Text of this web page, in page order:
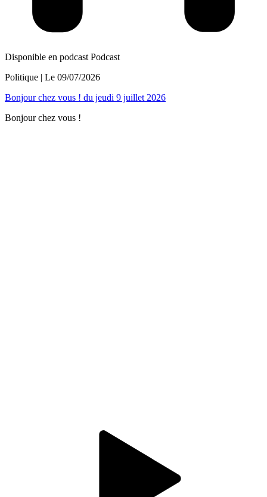
Disponible en podcast Podcast
Politique | Le 09/07/2026
Bonjour chez vous ! du jeudi 9 juillet 2026
Bonjour chez vous !